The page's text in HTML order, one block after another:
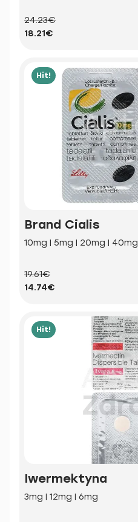
24.23€
18.21€
Hit!
Brand Cialis
10mg | 5mg | 20mg | 40mg
19.61€
14.74€
Hit!
Iwermektyna
3mg | 12mg | 6mg